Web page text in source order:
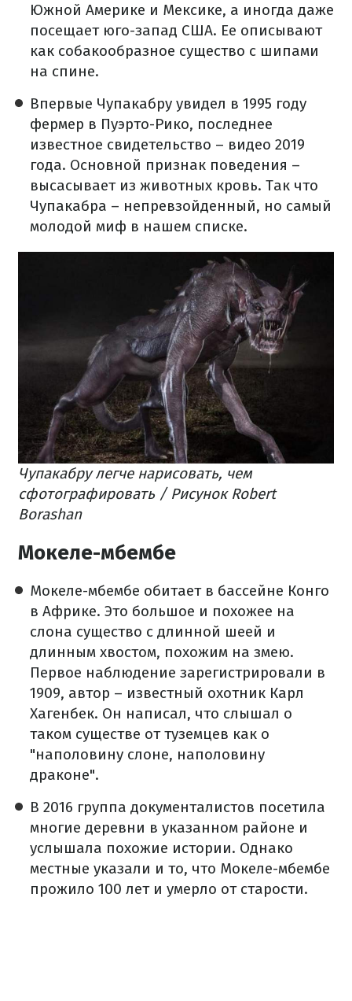
Южной Америке и Мексике, а иногда даже
посещает юго-запад США. Ее описывают
как собакообразное существо с шипами
на спине.
Впервые Чупакабру увидел в 1995 году
фермер в Пуэрто-Рико, последнее
известное свидетельство – видео 2019
года. Основной признак поведения –
высасывает из животных кровь. Так что
Чупакабра – непревзойденный, но самый
молодой миф в нашем списке.
Чупакабру легче нарисовать, чем
сфотографировать / Рисунок Robert
Borashan
Мокеле-мбембе
Мокеле-мбембе обитает в бассейне Конго
в Африке. Это большое и похожее на
слона существо с длинной шеей и
длинным хвостом, похожим на змею.
Первое наблюдение зарегистрировали в
1909, автор – известный охотник Карл
Хагенбек. Он написал, что слышал о
таком существе от туземцев как о
"наполовину слоне, наполовину
драконе".
В 2016 группа документалистов посетила
многие деревни в указанном районе и
услышала похожие истории. Однако
местные указали и то, что Мокеле-мбембе
прожило 100 лет и умерло от старости.